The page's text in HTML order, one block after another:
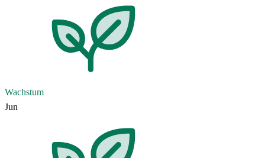
Wachstum
Jun